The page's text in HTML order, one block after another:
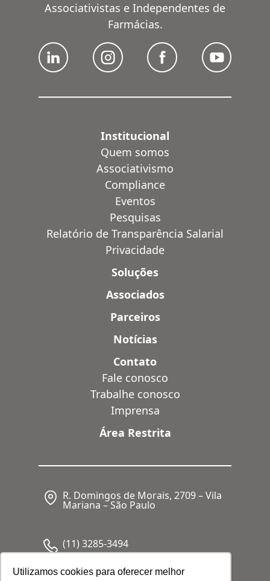
Utilizamos cookies para oferecer melhor
Associativistas e Independentes de
Farmácias.
Institucional
Quem somos
Associativismo
Compliance
Eventos
Pesquisas
Relatório de Transparência Salarial
Privacidade
Soluções
Associados
Parceiros
Notícias
Contato
Fale conosco
Trabalhe conosco
Imprensa
Área Restrita
R. Domingos de Morais, 2709 – Vila
Mariana – São Paulo
(11) 3285-3494